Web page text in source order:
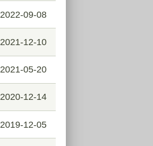
2022-09-08
2021-12-10
2021-05-20
2020-12-14
2019-12-05